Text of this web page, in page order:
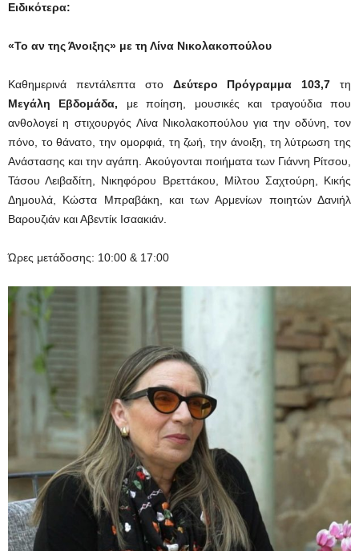
Ειδικότερα:
«Το αν της Άνοιξης» με τη Λίνα Νικολακοπούλου
Καθημερινά πεντάλεπτα στο Δεύτερο Πρόγραμμα 103,7 τη
Μεγάλη Εβδομάδα, με ποίηση, μουσικές και τραγούδια που
ανθολογεί η στιχουργός Λίνα Νικολακοπούλου για την οδύνη, τον
πόνο, το θάνατο, την ομορφιά, τη ζωή, την άνοιξη, τη λύτρωση της
Ανάστασης και την αγάπη. Ακούγονται ποιήματα των Γιάννη Ρίτσου,
Τάσου Λειβαδίτη, Νικηφόρου Βρεττάκου, Μίλτου Σαχτούρη, Κικής
Δημουλά, Κώστα Μπραβάκη, και των Αρμενίων ποιητών Δανιήλ
Βαρουζιάν και Αβεντίκ Ισαακιάν.
Ώρες μετάδοσης: 10:00 & 17:00